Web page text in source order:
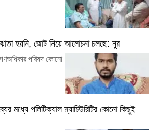
হয়নি, জোট নিয়ে আলোচনা চলছে: নুর
পরিষদ কোনো
মধ্যে পলিটিক্যাল ম্যাচিউরিটির কোনো কিছুই